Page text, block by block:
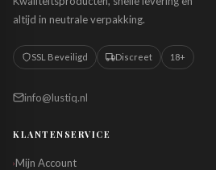
altijd in neutrale verpakking.
SSL Beveiligd Discreet 18+
info@lustiq.nl
KLANTENSERVICE
›Mijn Account